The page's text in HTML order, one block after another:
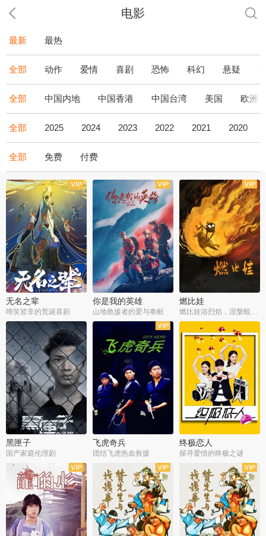
电影
最新 最热
全部 动作 爱情 喜剧 恐怖 科幻 悬疑
全部 中国内地 中国香港 中国台湾 美国 欧洲
全部 2025 2024 2023 2022 2021 2020
全部 免费 付费
无名之辈
啼笑皆非的荒诞喜剧
你是我的英雄
山地救援者的爱与奉献
燃比娃
燃比娃浴烈焰，涅槃蜕变成人
黑匣子
国产家庭伦理剧
飞虎奇兵
团结飞虎热血救援
终极恋人
探寻爱情的终极之谜